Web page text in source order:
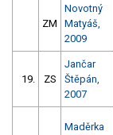
ZM
Novotný
Matyáš,
2009
19. ZS
Jančar
Štěpán,
2007
Maděrka